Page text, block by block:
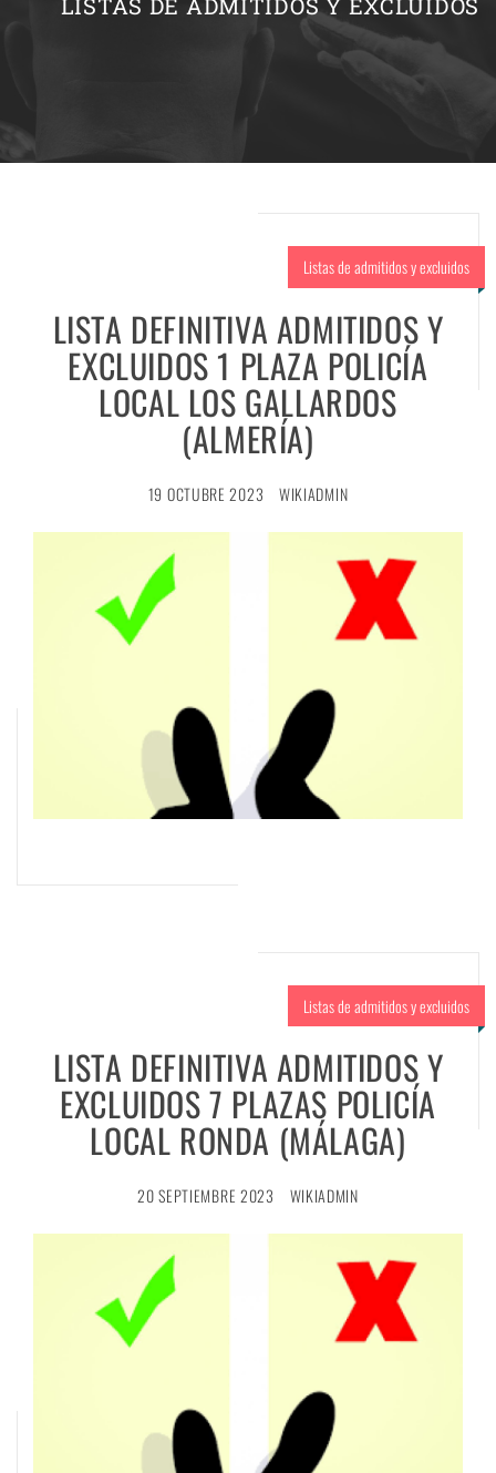
Listas de admitidos y excluidos
LISTA DEFINITIVA ADMITIDOS Y
EXCLUIDOS 1 PLAZA POLICÍA
LOCAL LOS GALLARDOS
(ALMERÍA)
19 OCTUBRE 2023 WIKIADMIN
Listas de admitidos y excluidos
LISTA DEFINITIVA ADMITIDOS Y
EXCLUIDOS 7 PLAZAS POLICÍA
LOCAL RONDA (MÁLAGA)
20 SEPTIEMBRE 2023 WIKIADMIN